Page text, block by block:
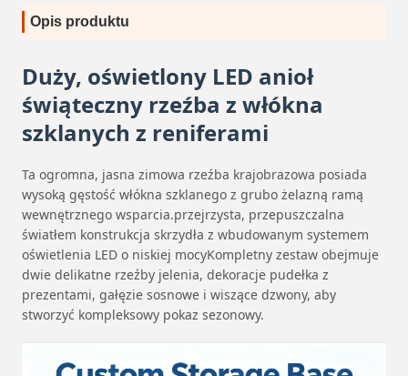
Opis produktu
Duży, oświetlony LED anioł
świąteczny rzeźba z włókna
szklanych z reniferami
Ta ogromna, jasna zimowa rzeźba krajobrazowa posiada
wysoką gęstość włókna szklanego z grubo żelazną ramą
wewnętrznego wsparcia.przejrzysta, przepuszczalna
światłem konstrukcja skrzydła z wbudowanym systemem
oświetlenia LED o niskiej mocyKompletny zestaw obejmuje
dwie delikatne rzeźby jelenia, dekoracje pudełka z
prezentami, gałęzie sosnowe i wiszące dzwony, aby
stworzyć kompleksowy pokaz sezonowy.